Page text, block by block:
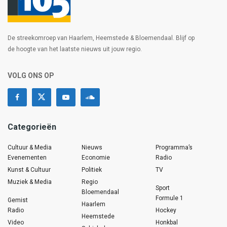
De streekomroep van Haarlem, Heemstede & Bloemendaal. Blijf op
de hoogte van het laatste nieuws uit jouw regio.
VOLG ONS OP
Categorieën
Cultuur & Media
Evenementen
Kunst & Cultuur
Muziek & Media
Gemist
Radio
Video
Nieuws
Economie
Politiek
Regio
Bloemendaal
Haarlem
Heemstede
Programma’s
Radio
TV
Sport
Formule 1
Hockey
Honkbal